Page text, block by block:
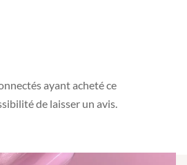
ayant acheté ce
de laisser un avis.